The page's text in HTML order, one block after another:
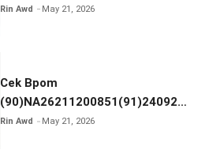
Hanasui Power Bright Serum
Rin Awd May 21, 2026
Cek Bpom
(90)NA26211200851(91)240924
SKIN1004 Madagascar Centella
Rin Awd May 21, 2026